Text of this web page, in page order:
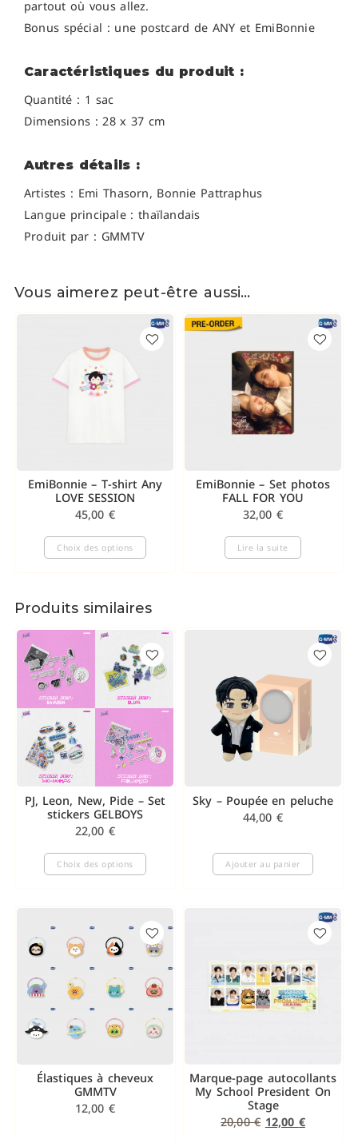
partout où vous allez.
Bonus spécial : une postcard de ANY et EmiBonnie
Caractéristiques du produit :
Quantité : 1 sac
Dimensions : 28 x 37 cm
Autres détails :
Artistes : Emi Thasorn, Bonnie Pattraphus
Langue principale : thaïlandais
Produit par : GMMTV
Vous aimerez peut-être aussi…
EmiBonnie – T-shirt Any
LOVE SESSION
45,00 €
Choix des options
EmiBonnie – Set photos
FALL FOR YOU
32,00 €
Lire la suite
Produits similaires
PJ, Leon, New, Pide – Set
stickers GELBOYS
22,00 €
Choix des options
Sky – Poupée en peluche
44,00 €
Ajouter au panier
Élastiques à cheveux
GMMTV
12,00 €
Marque-page autocollants
My School President On
Stage
20,00€ 12,00 €